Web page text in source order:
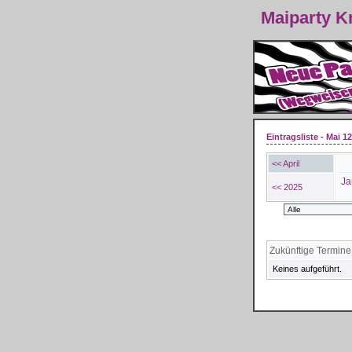
Maiparty
Eintragsliste - Mai 12
<< April
<< 2025
Zukünftige Termine
Keines aufgeführt.